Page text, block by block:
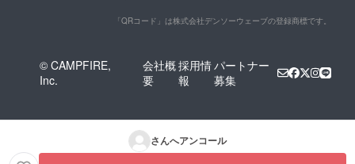
「QRコード」は株式会社デンソーウェーブの登録商標です。
© CAMPFIRE,
Inc.
会社概
要
採用情
報
パートナー
募集
さんへアンコール